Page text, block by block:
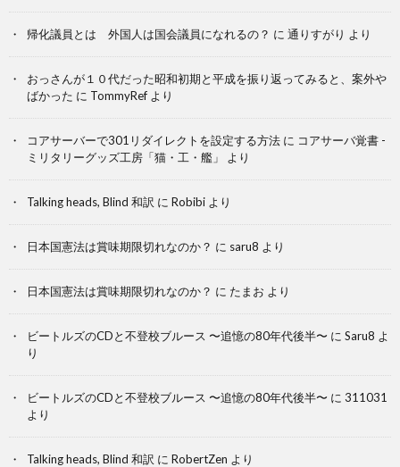
帰化議員とは 外国人は国会議員になれるの？ に 通りすがり より
おっさんが１０代だった昭和初期と平成を振り返ってみると、案外や
ばかった に TommyRef より
コアサーバーで301リダイレクトを設定する方法 に コアサーバ覚書 -
ミリタリーグッズ工房「猫・工・艦」
より
Talking heads, Blind 和訳 に Robibi より
日本国憲法は賞味期限切れなのか？ に saru8 より
日本国憲法は賞味期限切れなのか？ に たまお より
ビートルズのCDと不登校ブルース 〜追憶の80年代後半〜 に Saru8 よ
り
ビートルズのCDと不登校ブルース 〜追憶の80年代後半〜 に 311031
より
Talking heads, Blind 和訳 に RobertZen より